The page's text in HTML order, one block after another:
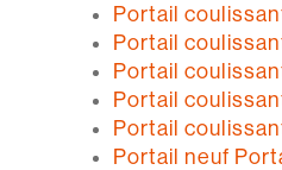
Portail
Portail
Portail
Portail
Portail
Portail neuf